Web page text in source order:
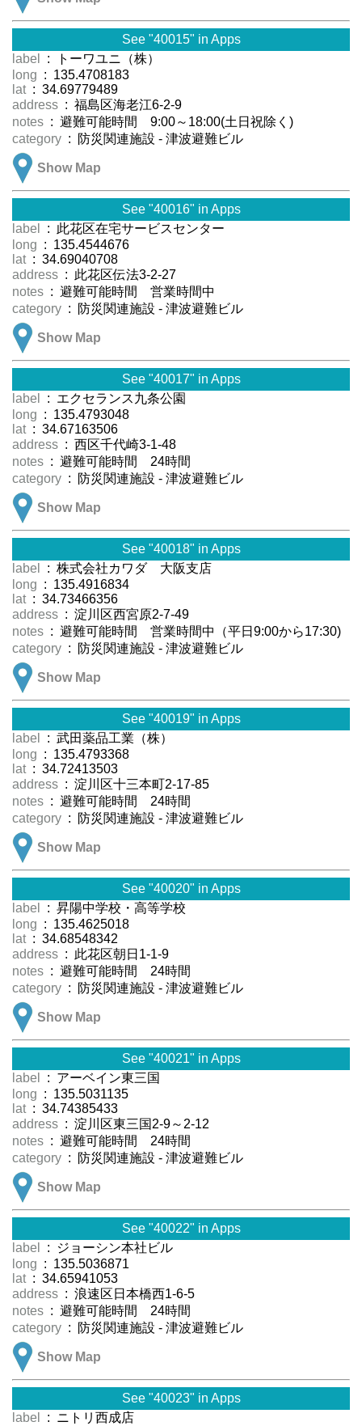
See "40015" in Apps
label
: トーワユニ（株）
long : 135.4708183
lat : 34.69779489
address : 福島区海老江6-2-9
notes : 避難可能時間 9:00～18:00(土日祝除く)
category : 防災関連施設 - 津波避難ビル
Show Map
See "40016" in Apps
label
: 此花区在宅サービスセンター
long : 135.4544676
lat : 34.69040708
address : 此花区伝法3-2-27
notes : 避難可能時間 営業時間中
category : 防災関連施設 - 津波避難ビル
Show Map
See "40017" in Apps
label
: エクセランス九条公園
long : 135.4793048
lat : 34.67163506
address : 西区千代崎3-1-48
notes : 避難可能時間 24時間
category : 防災関連施設 - 津波避難ビル
Show Map
See "40018" in Apps
label
: 株式会社カワダ 大阪支店
long : 135.4916834
lat : 34.73466356
address : 淀川区西宮原2-7-49
notes : 避難可能時間 営業時間中（平日9:00から17:30)
category : 防災関連施設 - 津波避難ビル
Show Map
See "40019" in Apps
label
: 武田薬品工業（株）
long : 135.4793368
lat : 34.72413503
address : 淀川区十三本町2-17-85
notes : 避難可能時間 24時間
category : 防災関連施設 - 津波避難ビル
Show Map
See "40020" in Apps
label
: 昇陽中学校・高等学校
long : 135.4625018
lat : 34.68548342
address : 此花区朝日1-1-9
notes : 避難可能時間 24時間
category : 防災関連施設 - 津波避難ビル
Show Map
See "40021" in Apps
label
: アーベイン東三国
long : 135.5031135
lat : 34.74385433
address : 淀川区東三国2-9～2-12
notes : 避難可能時間 24時間
category : 防災関連施設 - 津波避難ビル
Show Map
See "40022" in Apps
label
: ジョーシン本社ビル
long : 135.5036871
lat : 34.65941053
address : 浪速区日本橋西1-6-5
notes : 避難可能時間 24時間
category : 防災関連施設 - 津波避難ビル
Show Map
See "40023" in Apps
label
: ニトリ西成店